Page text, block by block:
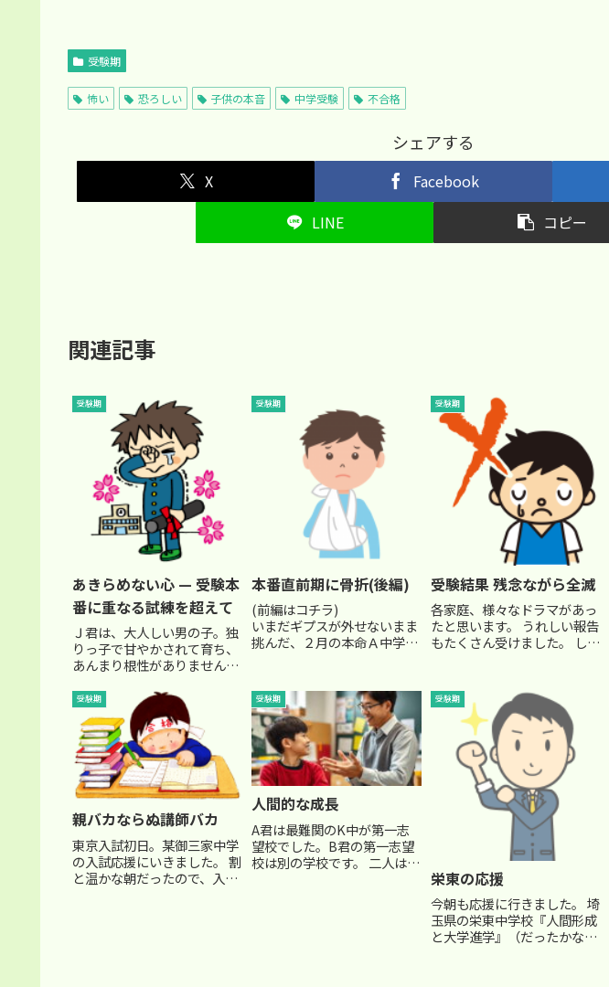
受験期
怖い 恐ろしい 子供の本音 中学受験 不合格
シェアする
X Facebook
LINE
コピー
関連記事
受験期
あきらめない心 — 受験本
番に重なる試練を超えて
Ｊ君は、大人しい男の子。独
りっ子で甘やかされて育ち、
あんまり根性がありません。
で、流されやすいタイプで
す。そのためなのか、成績も
６年生の夏から停滞していま
した。 入試直前期は、Ｊ君
もＪ君なりに頑張りました。
そ...
受験期
本番直前期に骨折(後編)
(前編はコチラ)
いまだギプスが外せないまま
挑んだ、２月の本命Ａ中学校
れる実力がある、と太鼓判を
押されていたＰ君。 とにか
くやれるだけのことはやりま
した。でも、あんま...
受験期
受験結果 残念ながら全滅
各家庭、様々なドラマがあっ
たと思います。 うれしい報告
もたくさん受けました。 しか
てしまうこともあります。 敢
えてそれをご紹介しておきま
す。 普通、全滅してしまうの
は受験の準備がたらなくて...
受験期
親バカならぬ講師バカ
東京入試初日。某御三家中学
の入試応援にいきました。 割
と温かな朝だったので、入試
受験期
人間的な成長
A君は最難関のK中が第一志
望校でした。B君の第一志望
校は別の学校です。 二人は友
受験期
栄東の応援
今朝も応援に行きました。 埼
玉県の栄東中学校『人間形成
と大学進学』（だったかな）